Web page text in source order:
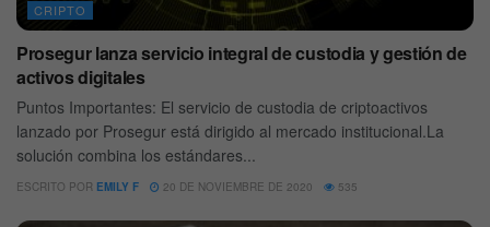
CRIPTO
Prosegur lanza servicio integral de custodia y gestión de
activos digitales
Puntos Importantes: El servicio de custodia de criptoactivos
lanzado por Prosegur está dirigido al mercado institucional.La
solución combina los estándares...
ESCRITO POR EMILY F 20 DE NOVIEMBRE DE 2020 535